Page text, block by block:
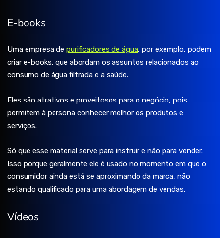
E-books
Uma empresa de purificadores de água, por exemplo, podem
criar e-books, que abordam os assuntos relacionados ao
consumo de água filtrada e a saúde.
Eles são atrativos e proveitosos para o negócio, pois
permitem à persona conhecer melhor os produtos e
serviços.
Só que esse material serve para instruir e não para vender.
Isso porque geralmente ele é usado no momento em que o
consumidor ainda está se aproximando da marca, não
estando qualificado para uma abordagem de vendas.
Vídeos